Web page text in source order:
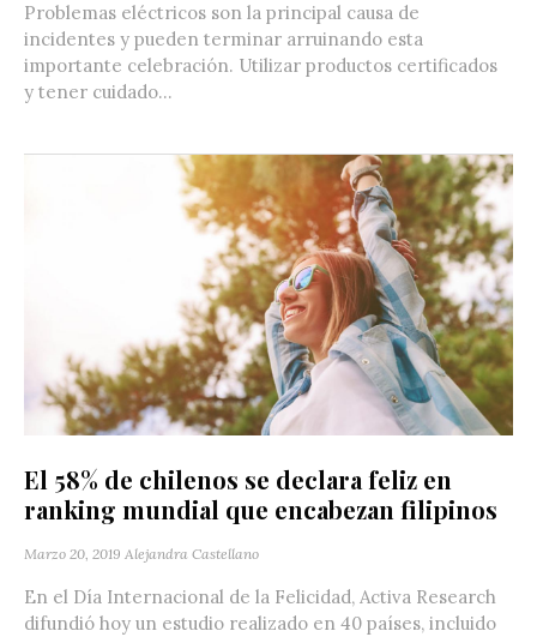
Problemas eléctricos son la principal causa de
incidentes y pueden terminar arruinando esta
importante celebración. Utilizar productos certificados
y tener cuidado...
El 58% de chilenos se declara feliz en
ranking mundial que encabezan filipinos
Marzo 20, 2019 Alejandra Castellano
En el Día Internacional de la Felicidad, Activa Research
difundió hoy un estudio realizado en 40 países, incluido